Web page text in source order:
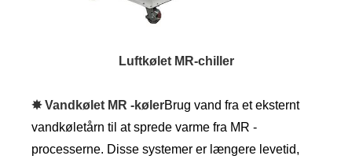
Luftkølet MR-chiller
✸ Vandkølet MR -kølerBrug vand fra et eksternt
vandkøletårn til at sprede varme fra MR -
processerne. Disse systemer er længere levetid,